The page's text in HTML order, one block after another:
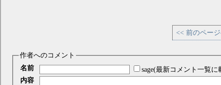
<< 前のペー
作者へのコメント
名前
sage(最新コメント一覧に
内容